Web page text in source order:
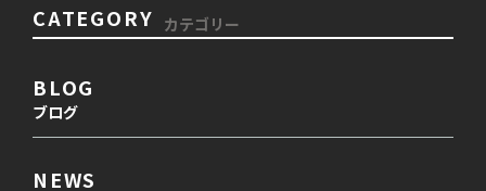
CATEGORY カテゴリー
BLOG
ブログ
NEWS